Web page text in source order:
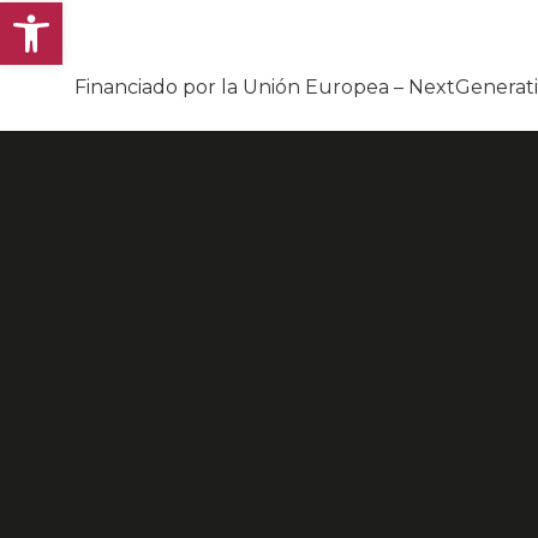
Financiado por la Unión Europea –
Abrir barra de herramientas